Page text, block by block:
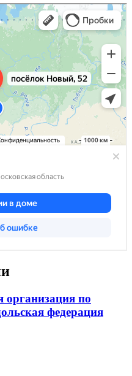
организация по
федерация